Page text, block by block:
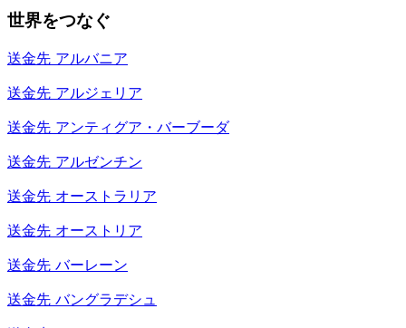
世界をつなぐ
送金先 アルバニア
送金先 アルジェリア
送金先 アンティグア・バーブーダ
送金先 アルゼンチン
送金先 オーストラリア
送金先 オーストリア
送金先 バーレーン
送金先 バングラデシュ